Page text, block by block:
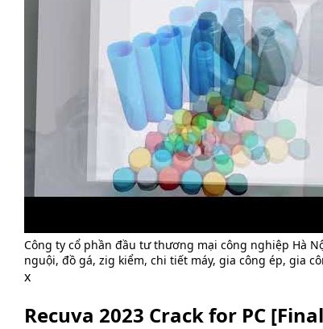
Công ty cổ phần đầu tư thương mại công nghiệp Hà
nguội, đồ gá, zig kiểm, chi tiết máy, gia công ép, gia
x
Recuva 2023 Crack for PC